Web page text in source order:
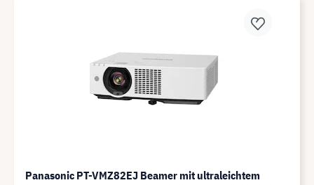
Panasonic PT-VMZ82EJ Beamer mit ultraleichtem